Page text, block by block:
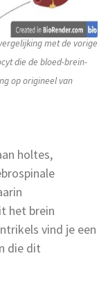
met de vorige
die de bloed-brein-
op origineel van
holtes,
het brein
vind je een
die dit